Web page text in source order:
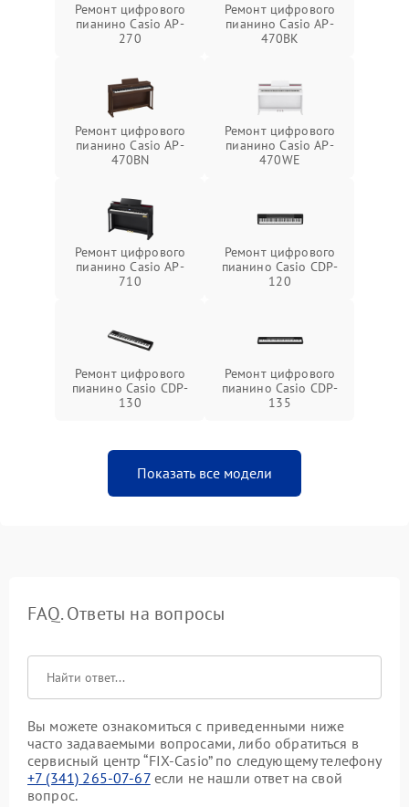
Ремонт цифрового
пианино Casio AP-
270
Ремонт цифрового
пианино Casio AP-
470BK
Ремонт цифрового
пианино Casio AP-
470BN
Ремонт цифрового
пианино Casio AP-
470WE
Ремонт цифрового
пианино Casio AP-
710
Ремонт цифрового
пианино Casio CDP-
120
Ремонт цифрового
пианино Casio CDP-
130
Ремонт цифрового
пианино Casio CDP-
135
Показать все модели
FAQ. Ответы на вопросы
Вы можете ознакомиться с приведенными ниже
часто задаваемыми вопросами, либо обратиться в
сервисный центр “FIX-Casio” по следующему телефону
+7 (341) 265-07-67если не нашли ответ на свой
вопрос.